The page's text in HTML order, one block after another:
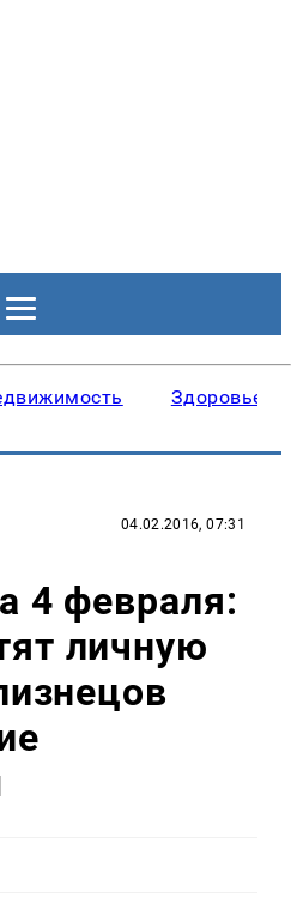
Здоровье
04.02.2016, 07:31
4 февраля:
личную